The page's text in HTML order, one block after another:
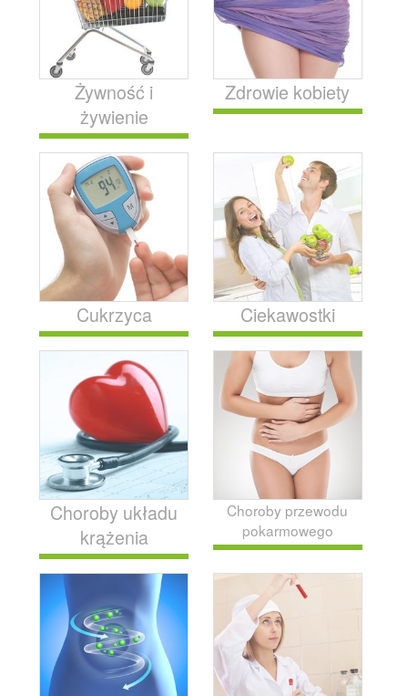
Żywność i
żywienie
Zdrowie kobiety
Cukrzyca Ciekawostki
Choroby układu
krążenia
Choroby przewodu
pokarmowego